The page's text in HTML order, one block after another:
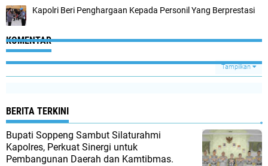
Kapolri Beri Penghargaan Kepada Personil Yang Berprestasi
KOMENTAR
Tampilkan
BERITA TERKINI
Bupati Soppeng Sambut Silaturahmi
Kapolres, Perkuat Sinergi untuk
Pembangunan Daerah dan Kamtibmas.